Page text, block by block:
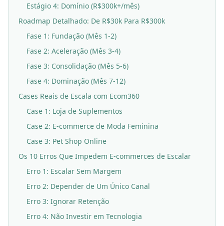
Estágio 4: Domínio (R$300k+/mês)
Roadmap Detalhado: De R$30k Para R$300k
Fase 1: Fundação (Mês 1-2)
Fase 2: Aceleração (Mês 3-4)
Fase 3: Consolidação (Mês 5-6)
Fase 4: Dominação (Mês 7-12)
Cases Reais de Escala com Ecom360
Case 1: Loja de Suplementos
Case 2: E-commerce de Moda Feminina
Case 3: Pet Shop Online
Os 10 Erros Que Impedem E-commerces de Escalar
Erro 1: Escalar Sem Margem
Erro 2: Depender de Um Único Canal
Erro 3: Ignorar Retenção
Erro 4: Não Investir em Tecnologia